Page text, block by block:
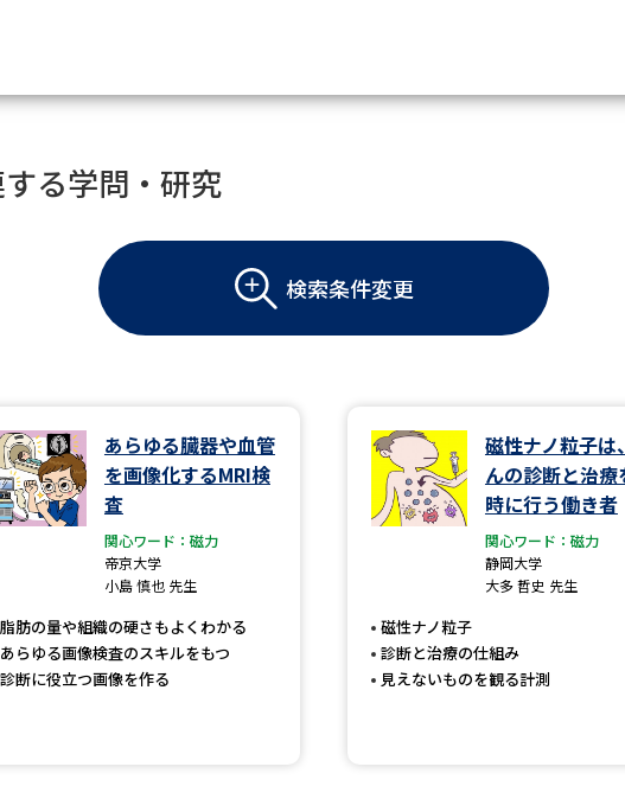
大学・短大の資料種類から請求
大学パンフ
学部・学科パンフ
総合型選抜・学校推薦型選抜 募集要項＆願書
大学・短大以外の資料から請求
専門学校の資料請求 大学院の資料請求
大学入学共通テスト「受験案内」の請求
大学入学共通テスト「受験上の配慮案内」の
幼稚園教員資格認定試験
高等学校（情報）教員資格認定試験
る学問・研究
検索条件変更
あらゆる臓器や血管
を画像化するMRI検
査
関心ワード：磁力
帝京大学
小島 慎也 先生
脂肪の量や組織の硬さもよくわかる
あらゆる画像検査のスキルをもつ
診断に役立つ画像を作る
磁性ナノ粒子は
んの診断と治療
時に行う働き者
関心ワード：磁力
静岡大学
大多 哲史 先生
磁性ナノ粒子
診断と治療の仕組み
見えないものを観る計測